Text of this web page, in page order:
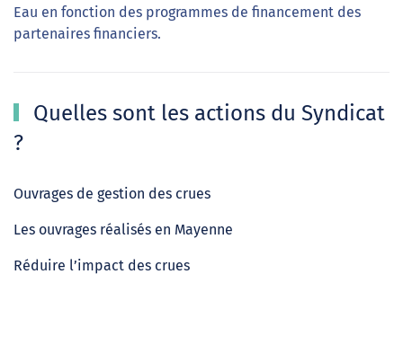
Eau en fonction des programmes de financement des
partenaires financiers.
Quelles sont les actions du Syndicat
?
Ouvrages de gestion des crues
Les ouvrages réalisés en Mayenne
Réduire l’impact des crues